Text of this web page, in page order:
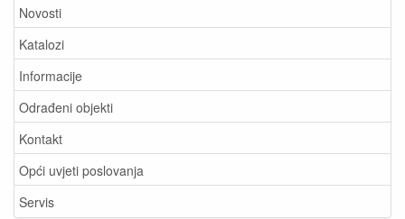
Novosti
Katalozi
Informacije
Odrađeni objekti
Kontakt
Opći uvjeti poslovanja
Servis